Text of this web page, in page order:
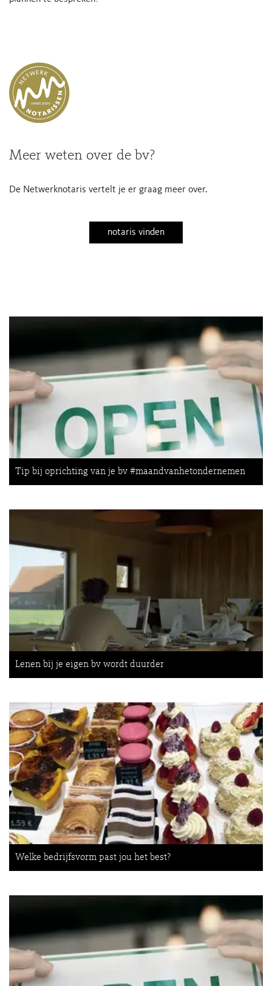
Meer weten over de bv?
De Netwerknotaris vertelt je er graag meer over.
notaris vinden
Tip bij oprichting van je bv #maandvanhetondernemen
Lenen bij je eigen bv wordt duurder
Welke bedrijfsvorm past jou het best?